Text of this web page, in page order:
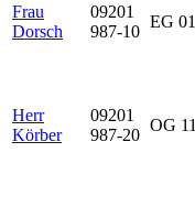
Frau
Dorsch
09201
987-10
EG 01
Herr
Körber
09201
987-20
OG 11